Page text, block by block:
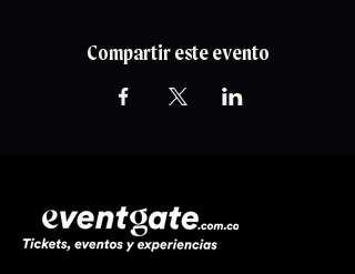
Compartir este evento